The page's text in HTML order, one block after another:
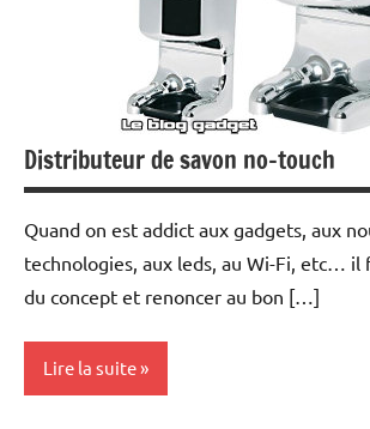
Distributeur de savon no-touch
Quand on est addict aux gadgets, aux
technologies, aux leds, au Wi-Fi, etc… il
du concept et renoncer au bon […]
Lire la suite